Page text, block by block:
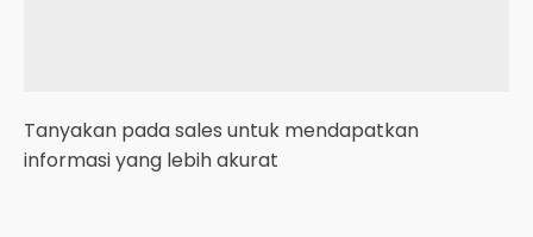
Tanyakan pada sales untuk mendapatkan
informasi yang lebih akurat